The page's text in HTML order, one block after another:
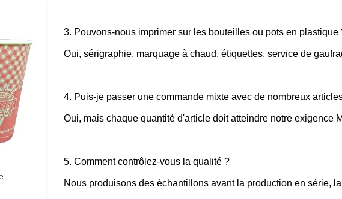
3. Pouvons-nous imprimer sur les bouteilles ou pots en plastique
Oui, sérigraphie, marquage à chaud, étiquettes, service de
4. Puis-je passer une commande mixte avec de nombreux
Oui, mais chaque quantité d'article doit atteindre notre exigence
5. Comment contrôlez-vous la qualité ?
Nous produisons des échantillons avant la production en série,